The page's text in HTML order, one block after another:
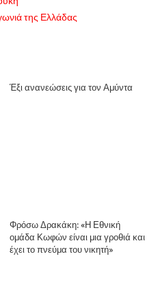
της Ελλάδας
Έξι ανανεώσεις για τον Αμύντα
Φρόσω Δρακάκη: «Η Εθνική
ομάδα Κωφών είναι μια γροθιά και
έχει το πνεύμα του νικητή»